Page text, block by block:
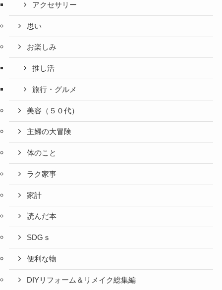
アクセサリー
思い
お楽しみ
推し活
旅行・グルメ
美容（５０代）
主婦の大冒険
体のこと
ラク家事
家計
読んだ本
SDGｓ
便利な物
DIYリフォーム＆リメイク総集編